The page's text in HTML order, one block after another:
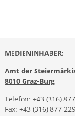
MEDIENINHABER:
Amt der
8010 Graz-Burg
Telefon: +43 (316)
Fax: +43 (316) 877-